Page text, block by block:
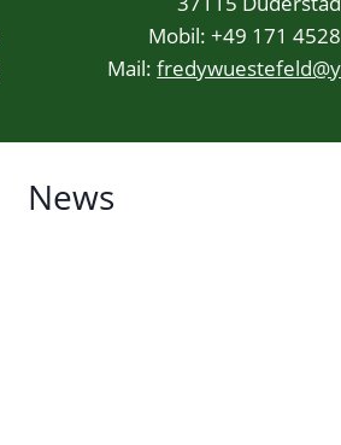
Mobil: +49 171
Mail:
News